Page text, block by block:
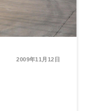
2009年11月12日